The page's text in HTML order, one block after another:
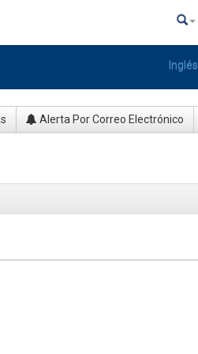
Inglés
Alerta Por Correo Electrónico